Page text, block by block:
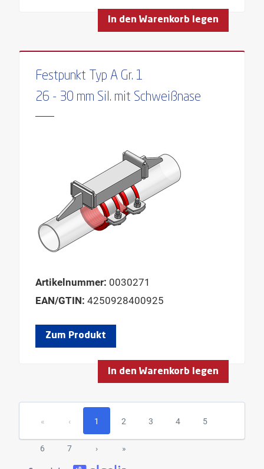
In den Warenkorb legen
Festpunkt Typ A Gr. 1
26 - 30 mm Sil. mit Schweißnase
Artikelnummer: 0030271
EAN/GTIN: 4250928400925
Zum Produkt
In den Warenkorb legen
« ‹ 1 2 3 4 5
6 7 › »